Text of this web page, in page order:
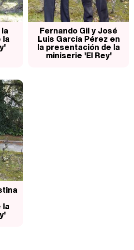
la
Fernando Gil y José
Luis García Pérez en
la presentación de la
miniserie 'El Rey'
la